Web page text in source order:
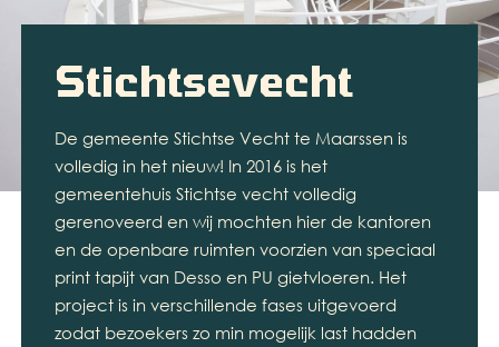
Stichtsevecht
De gemeente Stichtse Vecht te Maarssen is
volledig in het nieuw! In 2016 is het
gemeentehuis Stichtse vecht volledig
gerenoveerd en wij mochten hier de kantoren
en de openbare ruimten voorzien van speciaal
print tapijt van Desso en PU gietvloeren. Het
project is in verschillende fases uitgevoerd
zodat bezoekers zo min mogelijk last hadden